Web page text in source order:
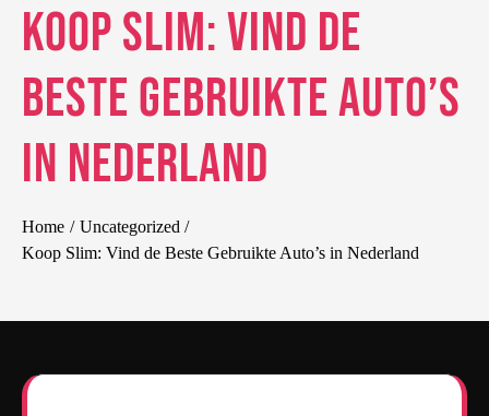
Koop Slim: Vind de
Beste Gebruikte Auto’s
in Nederland
Home
Uncategorized
Koop Slim: Vind de Beste Gebruikte Auto’s in Nederland